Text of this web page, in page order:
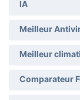
IA
Meilleur
Meilleur
Comparateur